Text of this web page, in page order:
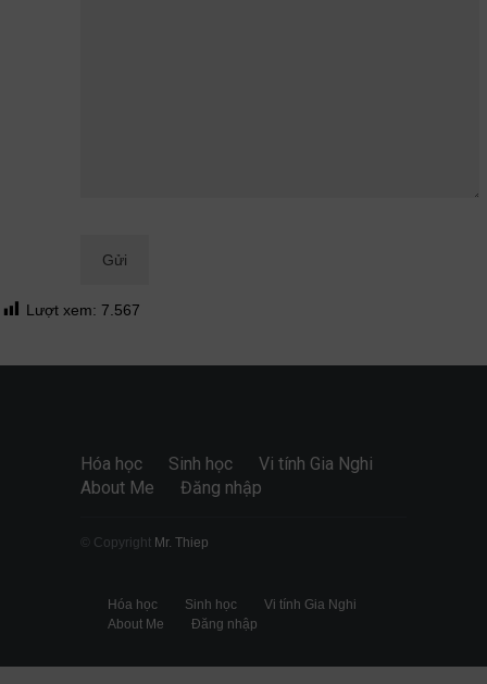
Lượt xem: 7.567
Hóa học Sinh học
Vi tính Gia Nghi
About Me
Đăng nhập
© Copyright Mr. Thiep
Hóa học Sinh học
Vi tính Gia Nghi
About Me
Đăng nhập